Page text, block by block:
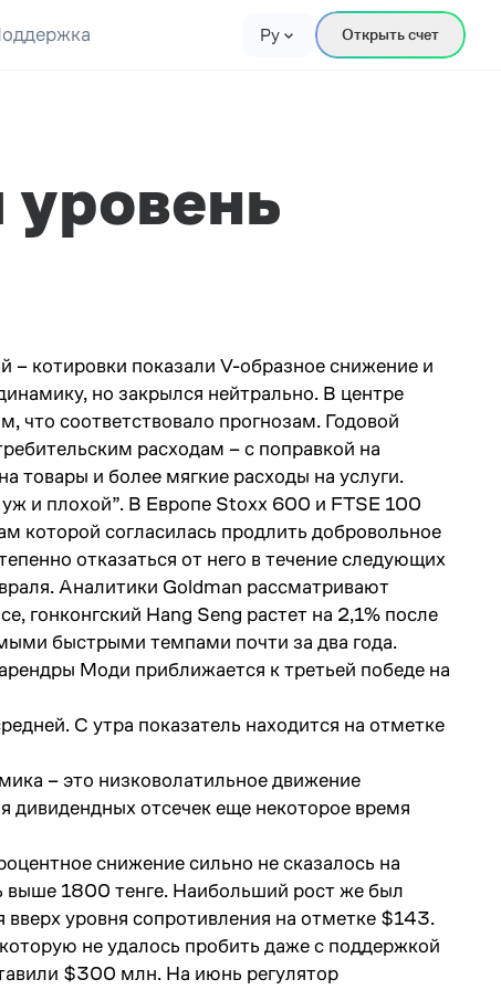
Ру Открыть счет
котировки показали V-образное снижение и
но закрылся нейтрально. В центре
что соответствовало прогнозам. Годовой
расходам – с поправкой на
товары и более мягкие расходы на услуги.
и плохой”. В Европе Stoxx 600 и FTSE 100
которой согласилась продлить добровольное
отказаться от него в течение следующих
Аналитики Goldman рассматривают
гонконгский Hang Seng растет на 2,1% после
быстрыми темпами почти за два года.
Моди приближается к третьей победе на
С утра показатель находится на отметке
– это низковолатильное движение
дивидендных отсечек еще некоторое время
снижение сильно не сказалось на
выше 1800 тенге. Наибольший рост же был
уровня сопротивления на отметке $143.
не удалось пробить даже с поддержкой
$300 млн. На июнь регулятор